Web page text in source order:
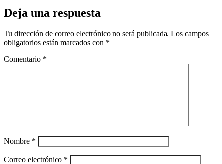
Deja una respuesta
Tu dirección de correo electrónico no será publicada. Los campos
obligatorios están marcados con *
Comentario *
Nombre *
Correo electrónico *